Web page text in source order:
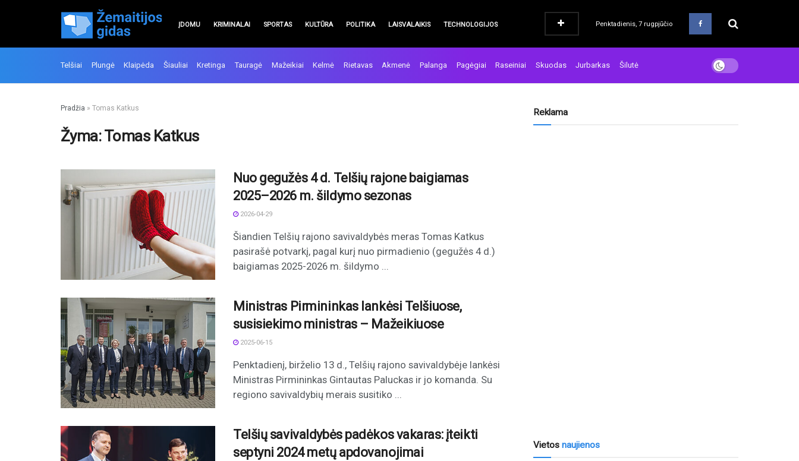
ĮDOMU KRIMINALAI SPORTAS KULTŪRA POLITIKA LAISVALAIKIS TECHNOLOGIJOS Penktadienis, 7 rugpjūčio
Telšiai Plungė Klaipėda Šiauliai Kretinga Tauragė Mažeikiai Kelmė Rietavas Akmenė Palanga Pagėgiai Raseiniai Skuodas Jurbarkas Šilutė
Pradžia » Tomas Katkus
Žyma:Tomas Katkus
Nuo gegužės 4 d. Telšių rajone baigiamas
2025–2026 m. šildymo sezonas
2026-04-29
Šiandien Telšių rajono savivaldybės meras Tomas Katkus
pasirašė potvarkį, pagal kurį nuo pirmadienio (gegužės 4 d.)
baigiamas 2025-2026 m. šildymo ...
Ministras Pirmininkas lankėsi Telšiuose,
susisiekimo ministras – Mažeikiuose
2025-06-15
Penktadienį, birželio 13 d., Telšių rajono savivaldybėje lankėsi
Ministras Pirmininkas Gintautas Paluckas ir jo komanda. Su
regiono savivaldybių merais susitiko ...
Telšių savivaldybės padėkos vakaras: įteikti
septyni 2024 metų apdovanojimai
Reklama
Vietos naujienos